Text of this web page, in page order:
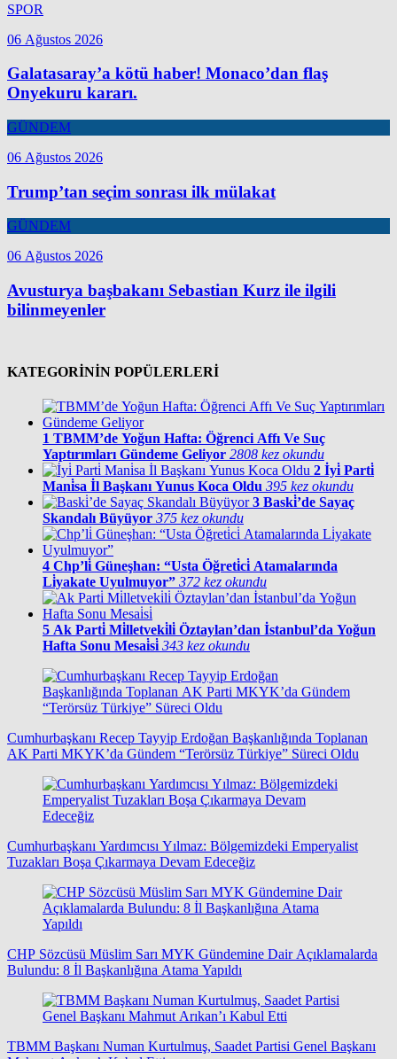
SPOR
06 Ağustos 2026
Galatasaray’a kötü haber! Monaco’dan flaş
Onyekuru kararı.
GÜNDEM
06 Ağustos 2026
Trump’tan seçim sonrası ilk mülakat
GÜNDEM
06 Ağustos 2026
Avusturya başbakanı Sebastian Kurz ile ilgili
bilinmeyenler
KATEGORİNİN POPÜLERLERİ
1 TBMM’de Yoğun Hafta: Öğrenci Affı Ve Suç
Yaptırımları Gündeme Geliyor 2808 kez okundu
2 İyi̇ Parti̇
Mani̇sa İl Başkanı Yunus Koca Oldu 395 kez okundu
3 Baski̇’de Sayaç
Skandalı Büyüyor 375 kez okundu
4 Chp’li̇ Güneşhan: “Usta Öğreti̇ci̇ Atamalarında
Li̇yakate Uyulmuyor” 372 kez okundu
5 Ak Parti̇ Mi̇lletveki̇li̇ Öztaylan’dan İstanbul’da Yoğun
Hafta Sonu Mesai̇si̇ 343 kez okundu
Cumhurbaşkanı Recep Tayyip Erdoğan Başkanlığında Toplanan
AK Parti MKYK’da Gündem “Terörsüz Türkiye” Süreci Oldu
Cumhurbaşkanı Yardımcısı Yılmaz: Bölgemizdeki Emperyalist
Tuzakları Boşa Çıkarmaya Devam Edeceğiz
CHP Sözcüsü Müslim Sarı MYK Gündemine Dair Açıklamalarda
Bulundu: 8 İl Başkanlığına Atama Yapıldı
TBMM Başkanı Numan Kurtulmuş, Saadet Partisi Genel Başkanı